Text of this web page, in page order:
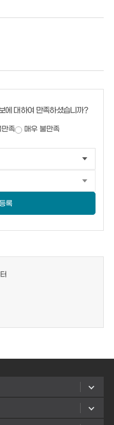
에 대하여 만족하셨습니까?
만족 매우 불만족
록